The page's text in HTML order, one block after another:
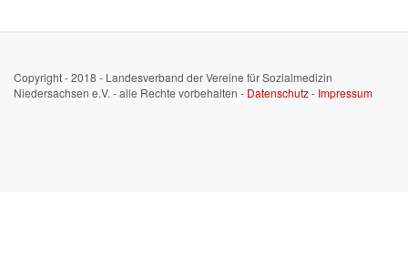
Copyright - 2018 - Landesverband der Vereine für Sozialmedizin
Niedersachsen e.V. - alle Rechte vorbehalten - Datenschutz- Impressum